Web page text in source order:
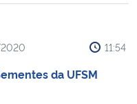
11:54
da UFSM